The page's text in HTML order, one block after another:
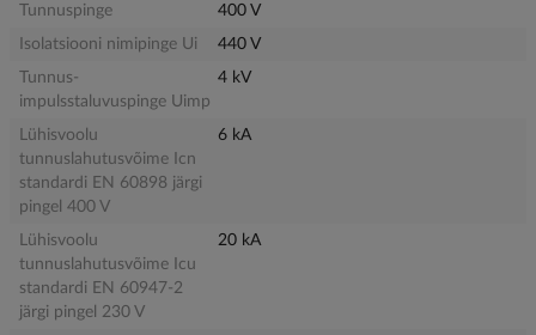
Tunnuspinge
400 V
Isolatsiooni nimipinge Ui
440 V
Tunnus-
impulsstaluvuspinge Uimp
4 kV
Lühisvoolu
tunnuslahutusvõime Icn
standardi EN 60898 järgi
pingel 400 V
6 kA
Lühisvoolu
tunnuslahutusvõime Icu
standardi EN 60947-2
järgi pingel 230 V
20 kA